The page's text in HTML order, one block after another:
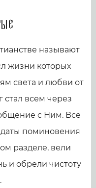
называют
жизни которых
света и любви от
стал всем через
с Ним. Все
поминовения
разделе, вели
и обрели чистоту